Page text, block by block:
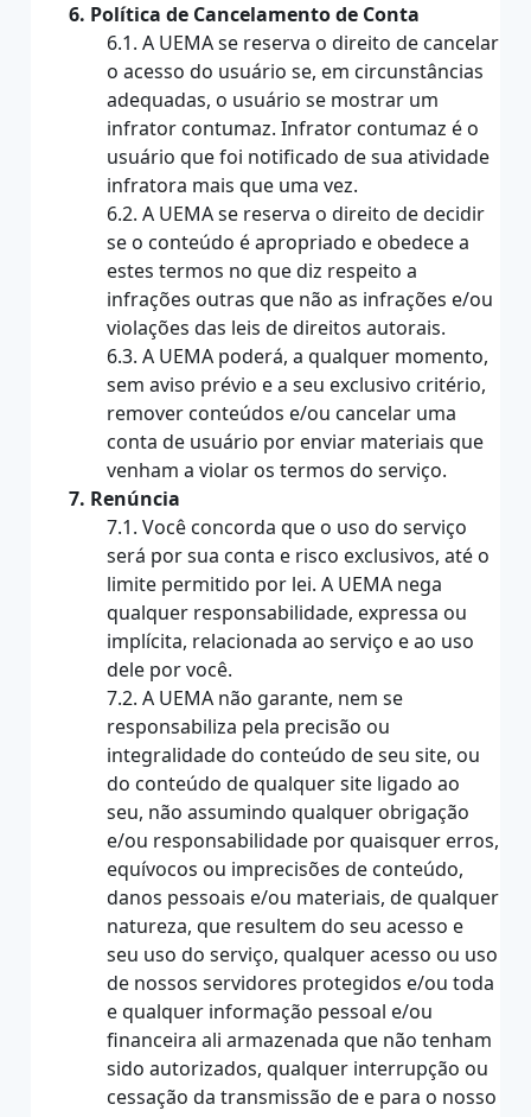
6. Política de Cancelamento de Conta
6.1. A UEMA se reserva o direito de cancelar
o acesso do usuário se, em circunstâncias
adequadas, o usuário se mostrar um
infrator contumaz. Infrator contumaz é o
usuário que foi notificado de sua atividade
infratora mais que uma vez.
6.2. A UEMA se reserva o direito de decidir
se o conteúdo é apropriado e obedece a
estes termos no que diz respeito a
infrações outras que não as infrações e/ou
violações das leis de direitos autorais.
6.3. A UEMA poderá, a qualquer momento,
sem aviso prévio e a seu exclusivo critério,
remover conteúdos e/ou cancelar uma
conta de usuário por enviar materiais que
venham a violar os termos do serviço.
7. Renúncia
7.1. Você concorda que o uso do serviço
será por sua conta e risco exclusivos, até o
limite permitido por lei. A UEMA nega
qualquer responsabilidade, expressa ou
implícita, relacionada ao serviço e ao uso
dele por você.
7.2. A UEMA não garante, nem se
responsabiliza pela precisão ou
integralidade do conteúdo de seu site, ou
do conteúdo de qualquer site ligado ao
seu, não assumindo qualquer obrigação
e/ou responsabilidade por quaisquer erros,
equívocos ou imprecisões de conteúdo,
danos pessoais e/ou materiais, de qualquer
natureza, que resultem do seu acesso e
seu uso do serviço, qualquer acesso ou uso
de nossos servidores protegidos e/ou toda
e qualquer informação pessoal e/ou
financeira ali armazenada que não tenham
sido autorizados, qualquer interrupção ou
cessação da transmissão de e para o nosso